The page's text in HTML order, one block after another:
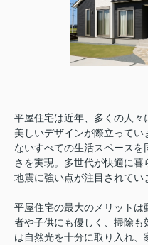
平屋住宅は近年、多くの人
美しいデザインが際立って
ないすべての生活スペース
さを実現。多世代が快適に
地震に強い点が注目されてい
平屋住宅の最大のメリット
者や子供にも優しく、掃除
は自然光を十分に取り入れ